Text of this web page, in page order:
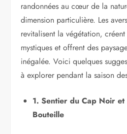
randonnées au cœur de la
dimension particulière. Les
revitalisent la végétation,
mystiques et offrent des
inégalée. Voici quelques
à explorer pendant la saison
1. Sentier du Cap Noir
Bouteille